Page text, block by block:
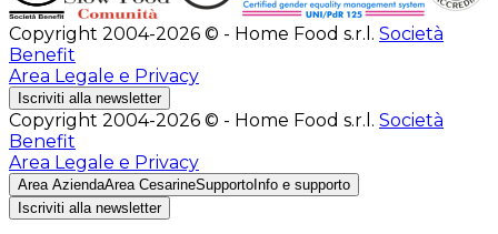
Copyright 2004-2026 © - Home Food s.r.l. Società
Benefit
Area Legale e Privacy
Iscriviti alla newsletter
Copyright 2004-2026 © - Home Food s.r.l. Società
Benefit
Area Legale e Privacy
Area AziendaArea CesarineSupporto Info e supporto
Iscriviti alla newsletter